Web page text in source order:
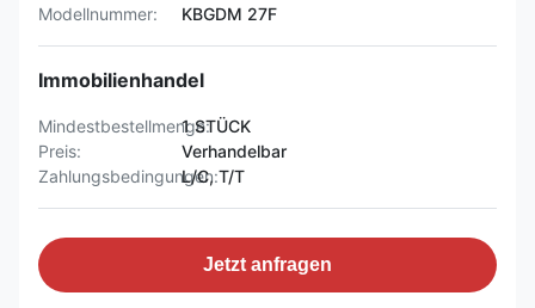
Modellnummer:
KBGDM 27F
Immobilienhandel
Mindestbestellmenge:1 STÜCK
Preis:
Verhandelbar
Zahlungsbedingungen:
L/C, T/T
Jetzt anfragen